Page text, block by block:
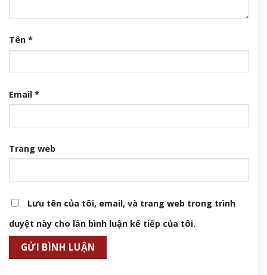
Tên *
Email *
Trang web
Lưu tên của tôi, email, và trang web trong trình
duyệt này cho lần bình luận kế tiếp của tôi.